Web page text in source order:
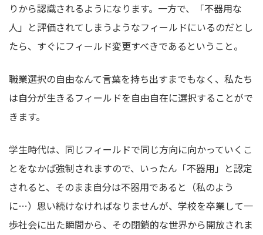
りから認識されるようになります。一方で、「不器用な
人」と評価されてしまうようなフィールドにいるのだとし
たら、すぐにフィールド変更すべきであるということ。
職業選択の自由なんて言葉を持ち出すまでもなく、私たち
は自分が生きるフィールドを自由自在に選択することがで
きます。
学生時代は、同じフィールドで同じ方向に向かっていくこ
とをなかば強制されますので、いったん「不器用」と認定
されると、そのまま自分は不器用であると（私のよう
に…）思い続けなければなりませんが、学校を卒業して一
歩社会に出た瞬間から、その閉鎖的な世界から開放されま